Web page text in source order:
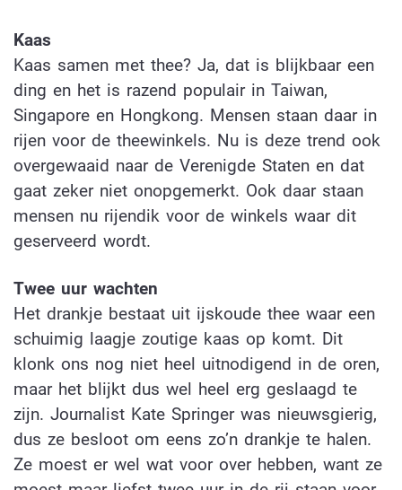
Kaas
Kaas samen met thee? Ja, dat is blijkbaar een
ding en het is razend populair in Taiwan,
Singapore en Hongkong. Mensen staan daar in
rijen voor de theewinkels. Nu is deze trend ook
overgewaaid naar de Verenigde Staten en dat
gaat zeker niet onopgemerkt. Ook daar staan
mensen nu rijendik voor de winkels waar dit
geserveerd wordt.
Twee uur wachten
Het drankje bestaat uit ijskoude thee waar een
schuimig laagje zoutige kaas op komt. Dit
klonk ons nog niet heel uitnodigend in de oren,
maar het blijkt dus wel heel erg geslaagd te
zijn. Journalist Kate Springer was nieuwsgierig,
dus ze besloot om eens zo’n drankje te halen.
Ze moest er wel wat voor over hebben, want ze